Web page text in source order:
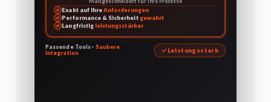
Exakt auf IhreAnforderungen
Performance & Sicherheit gewahrt
Langfristig leistungsstärker
Passende Tools · Saubere
Integration
Leistungsstark